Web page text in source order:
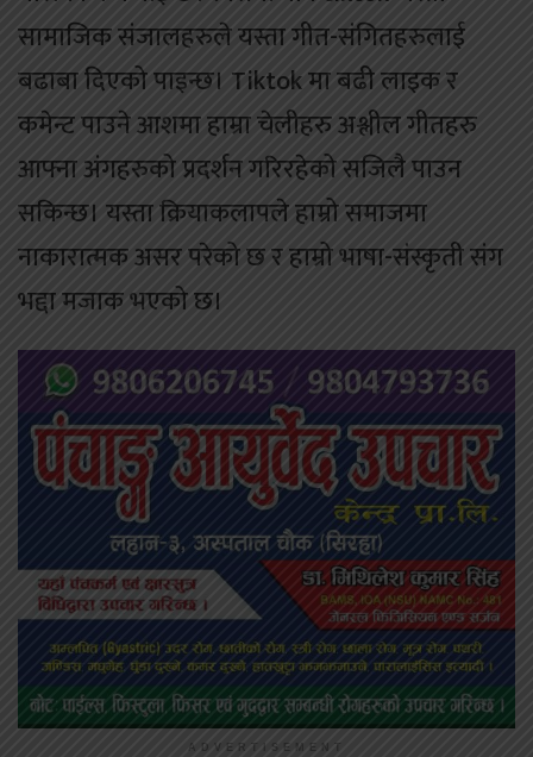
सामाजिक संजालहरुले यस्ता गीत-संगितहरुलाई
बढाबा दिएको पाइन्छ। Tiktok मा बढी लाइक र
कमेन्ट पाउने आशमा हाम्रा चेलीहरु अश्लील गीतहरु
आफ्ना अंगहरुको प्रदर्शन गरिरहेको सजिलै पाउन
सकिन्छ। यस्ता क्रियाकलापले हाम्रो समाजमा
नाकारात्मक असर परेको छ र हाम्रो भाषा-संस्कृती संग
भद्दा मजाक भएको छ।
ADVERTISEMENT